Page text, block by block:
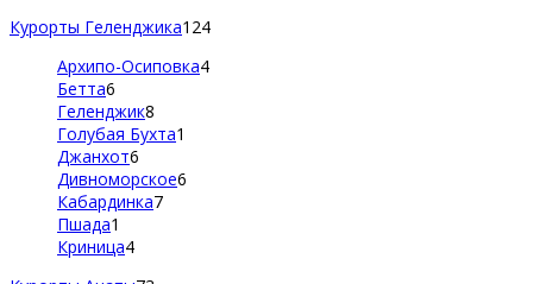
Курорты Геленджика124
Архипо-Осиповка4
Бетта6
Геленджик8
Голубая Бухта1
Джанхот6
Дивноморское6
Кабардинка7
Пшада1
Криница4